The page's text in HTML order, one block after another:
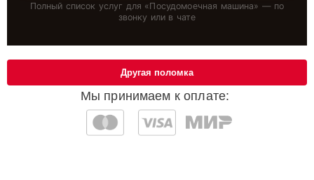
Полный список услуг для «Посудомоечная машина» — по
звонку или в чате
Мы принимаем к оплате:
Другая поломка